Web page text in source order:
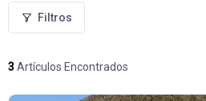
Filtros
3Artículos Encontrados